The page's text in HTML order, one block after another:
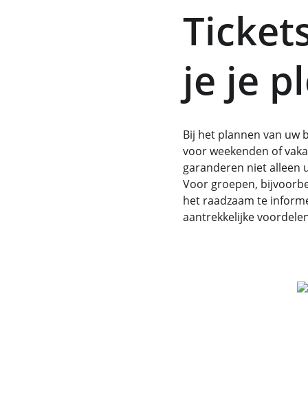
je je
Bij het plannen van uw
voor weekenden of
garanderen niet alleen
Voor groepen,
het raadzaam te
aantrekkelijke